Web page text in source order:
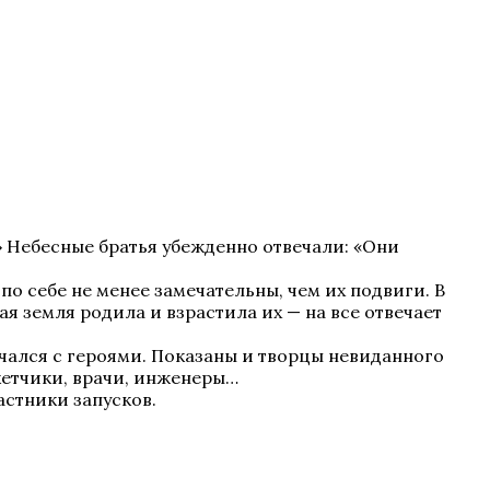
братья убежденно отвечали: «Они
себе не менее замечательны, чем их подвиги. В
земля родила и взрастила их — на все отвечает
с героями. Показаны и творцы невиданного
врачи, инженеры…
запусков.